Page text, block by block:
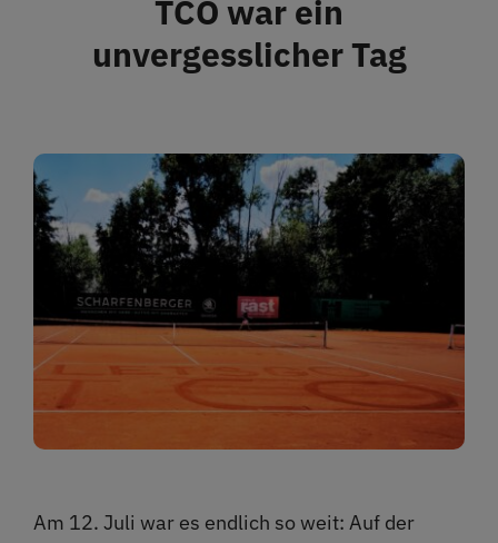
Über uns
Info
Platz buchen
TCO war ein
unvergesslicher Tag
Am 12. Juli war es endlich so weit: Auf der